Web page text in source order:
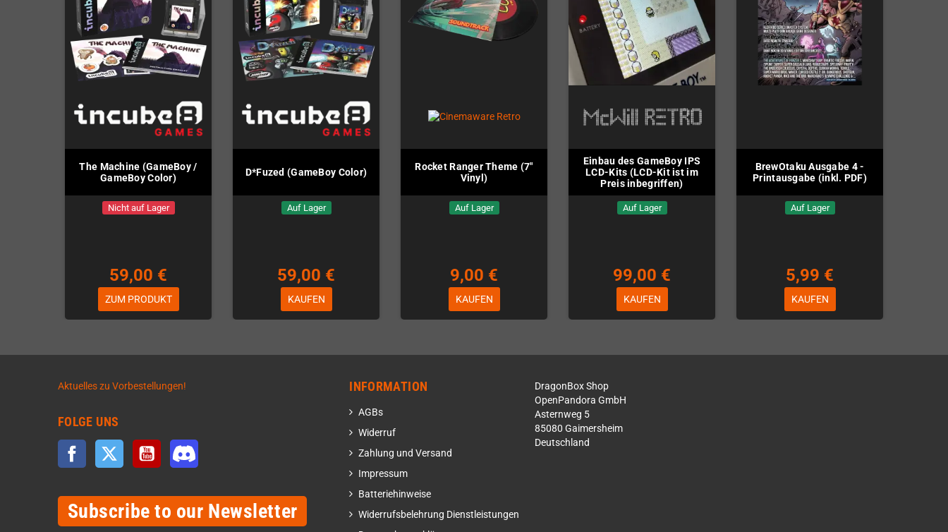
The Machine (GameBoy /
GameBoy Color)
Nicht auf Lager
59,00 €
ZUM PRODUKT
D*Fuzed (GameBoy Color)
Auf Lager
59,00 €
KAUFEN
Rocket Ranger Theme (7"
Vinyl)
Auf Lager
9,00 €
KAUFEN
Einbau des GameBoy IPS
LCD-Kits (LCD-Kit ist im
Preis inbegriffen)
Auf Lager
99,00 €
KAUFEN
BrewOtaku Ausgabe 4 -
Printausgabe (inkl. PDF)
Auf Lager
5,99 €
KAUFEN
Aktuelles zu Vorbestellungen!
FOLGE UNS
Facebook Twitter YouTube
Subscribe to our Newsletter
INFORMATION
AGBs
Widerruf
Zahlung und Versand
Impressum
Batteriehinweise
Widerrufsbelehrung Dienstleistungen
DragonBox Shop
OpenPandora GmbH
Asternweg 5
85080 Gaimersheim
Deutschland